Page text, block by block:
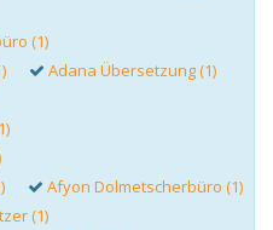
(1)
Adana Übersetzung (1)
Afyon Dolmetscherbüro (1)
(1)